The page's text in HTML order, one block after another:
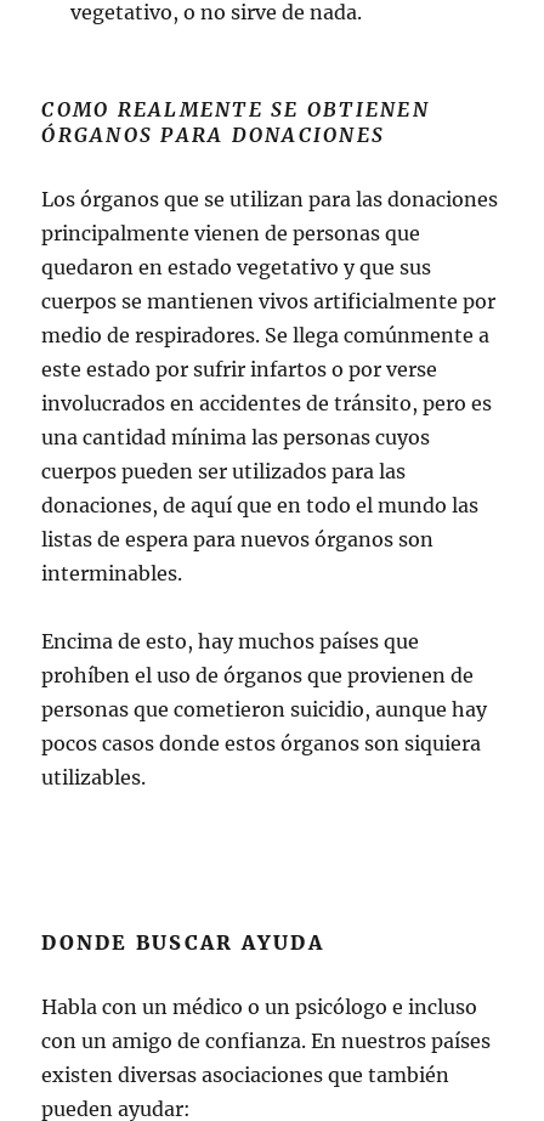
vegetativo, o no sirve de nada.
COMO REALMENTE SE OBTIENEN
ÓRGANOS PARA DONACIONES
Los órganos que se utilizan para las donaciones
principalmente vienen de personas que
quedaron en estado vegetativo y que sus
cuerpos se mantienen vivos artificialmente por
medio de respiradores. Se llega comúnmente a
este estado por sufrir infartos o por verse
involucrados en accidentes de tránsito, pero es
una cantidad mínima las personas cuyos
cuerpos pueden ser utilizados para las
donaciones, de aquí que en todo el mundo las
listas de espera para nuevos órganos son
interminables.
Encima de esto, hay muchos países que
prohíben el uso de órganos que provienen de
personas que cometieron suicidio, aunque hay
pocos casos donde estos órganos son siquiera
utilizables.
DONDE BUSCAR AYUDA
Habla con un médico o un psicólogo e incluso
con un amigo de confianza. En nuestros países
existen diversas asociaciones que también
pueden ayudar: